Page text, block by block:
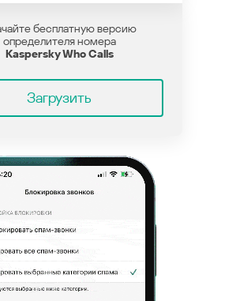
бесплатную версию
определителя номера
Kaspersky Who Calls
Загрузить